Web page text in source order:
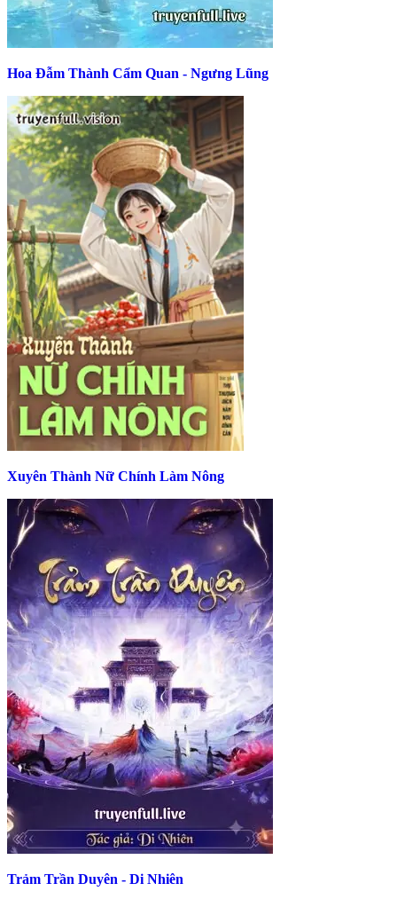
Hoa Đẫm Thành Cẩm Quan - Ngưng Lũng
Xuyên Thành Nữ Chính Làm Nông
Trảm Trần Duyên - Di Nhiên